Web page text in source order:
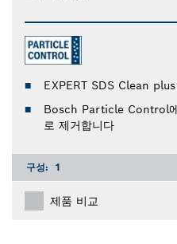
EXPERT SDS Clean
Bosch Particle Control
로 제거합니다
구성: 1
제품 비교